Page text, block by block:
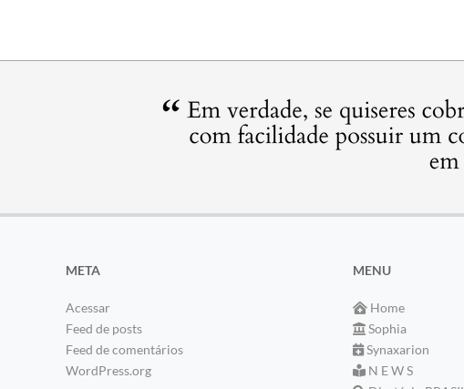
META
Acessar
Feed de posts
Feed de comentários
WordPress.org
MENU
Home
Sophia
Synaxarion
N E W S